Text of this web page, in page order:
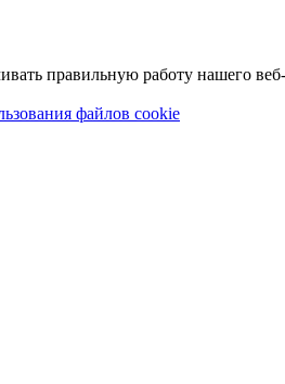
правильную работу нашего веб-
файлов cookie